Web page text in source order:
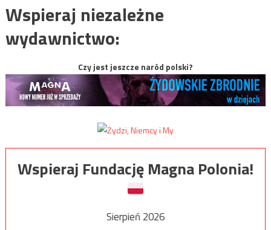
Wspieraj niezależne
wydawnictwo:
Czy jest jeszcze naród polski?
Wspieraj Fundację Magna Polonia!
Sierpień 2026